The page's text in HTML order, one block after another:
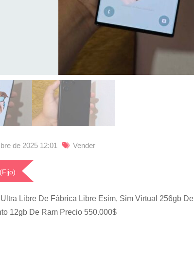
de 2025 12:01 Vender
(Fijo)
Libre De Fábrica Libre Esim, Sim Virtual 256gb De
12gb De Ram Precio 550.000$